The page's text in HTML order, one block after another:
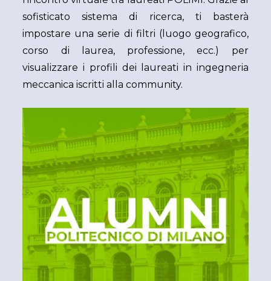
sofisticato sistema di ricerca, ti basterà
impostare una serie di filtri (luogo geografico,
corso di laurea, professione, ecc.) per
visualizzare i profili dei laureati in ingegneria
meccanica iscritti alla community.